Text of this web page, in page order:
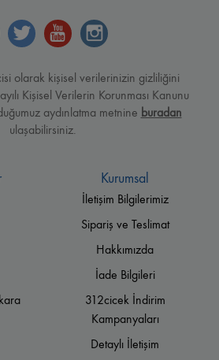
olarak kişisel verilerinizin gizliliğini
Kişisel Verilerin Korunması Kanunu
aydınlatma metnine buradan
ulaşabilirsiniz.
Kurumsal
İletişim Bilgilerimiz
Sipariş ve Teslimat
Hakkımızda
İade Bilgileri
312cicek İndirim
Kampanyaları
Detaylı İletişim